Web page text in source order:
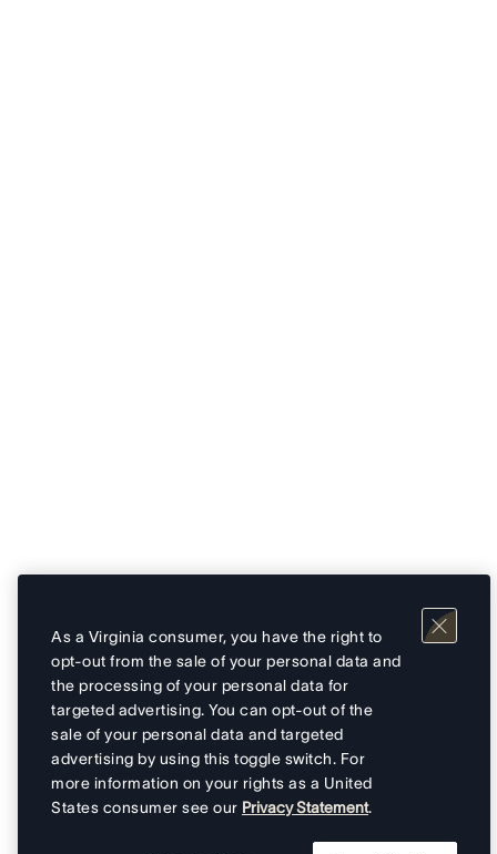
As a Virginia consumer, you have the right to
opt-out from the sale of your personal data and
the processing of your personal data for
targeted advertising. You can opt-out of the
sale of your personal data and targeted
advertising by using this toggle switch. For
more information on your rights as a United
States consumer see our Privacy Statement.